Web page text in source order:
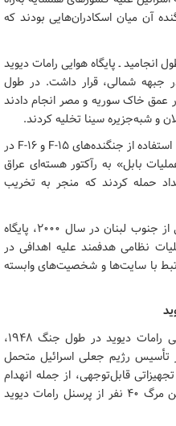
آن میان اسکادران‌هایی بودند که
۱۹۷۳ ـ که ۱۸ روز به‌طول انجامید ـ پایگاه هوایی رامات دیوید
جبهه شمالی، قرار داشت. در طول
عمق خاک سوریه و مصر انجام دادند
و شبه‌جزیره سینا تخلیه کردند.
در ژوئن ۱۹۸۱، اسکادران‌های ۱۱۷ و ۱۱۰ با استفاده از جنگنده‌های F-۱۵ و F-۱۶ در
بابل» به رآکتور هسته‌ای عراق
حمله کردند که منجر به تخریب
اما بعد از عقب‌نشینی رژیم صهیونیستی از جنوب لبنان در سال ۲۰۰۰، پایگاه
نظامی هدفمند علیه اهدافی در
با سایت‌ها و شخصیت‌های وابسته
حمله نیروی هوایی مصر به پایگاه هوایی رامات دیوید در طول جنگ ۱۹۴۸،
تأسیس رژیم جعلی اسرائیل متحمل
قابل‌توجهی، از جمله انهدام
چهار هواپیما و یک برج کنترل و همچنین مرگ ۴۰ نفر از پرسنل رامات دیوید